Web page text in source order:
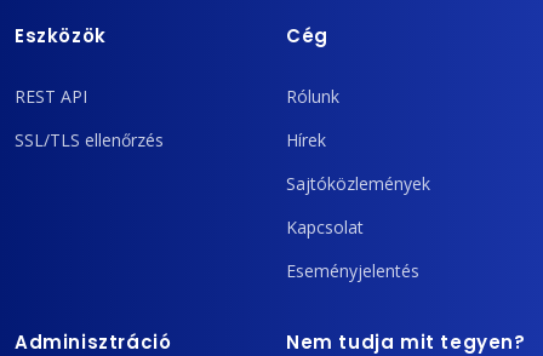
Eszközök
REST API
SSL/TLS ellenőrzés
Cég
Rólunk
Hírek
Sajtóközlemények
Kapcsolat
Eseményjelentés
Adminisztráció Nem tudja mit tegyen?